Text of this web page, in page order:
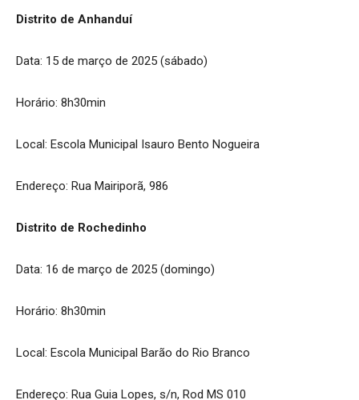
Distrito de Anhanduí
Data: 15 de março de 2025 (sábado)
Horário: 8h30min
Local: Escola Municipal Isauro Bento Nogueira
Endereço: Rua Mairiporã, 986
Distrito de Rochedinho
Data: 16 de março de 2025 (domingo)
Horário: 8h30min
Local: Escola Municipal Barão do Rio Branco
Endereço: Rua Guia Lopes, s/n, Rod MS 010